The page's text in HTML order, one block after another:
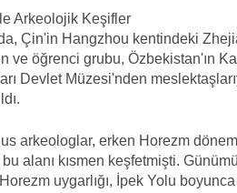
Arkeolojik Keşifler
Çin'in Hangzhou kentindeki
ve öğrenci grubu, Özbekistan'ın
Devlet Müzesi'nden
arkeologlar, erken Horezm
alanı kısmen keşfetmişti.
uygarlığı, İpek Yolu